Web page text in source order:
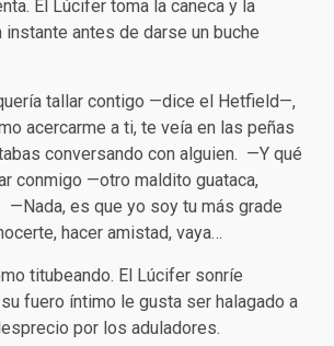
El Lúcifer toma la caneca y la
instante antes de darse un buche
tallar contigo —dice el Hetfield—,
acercarme a ti, te veía en las peñas
conversando con alguien. —Y qué
conmigo —otro maldito guataca,
—Nada, es que yo soy tu más grade
hacer amistad, vaya…
titubeando. El Lúcifer sonríe
fuero íntimo le gusta ser halagado a
por los aduladores.